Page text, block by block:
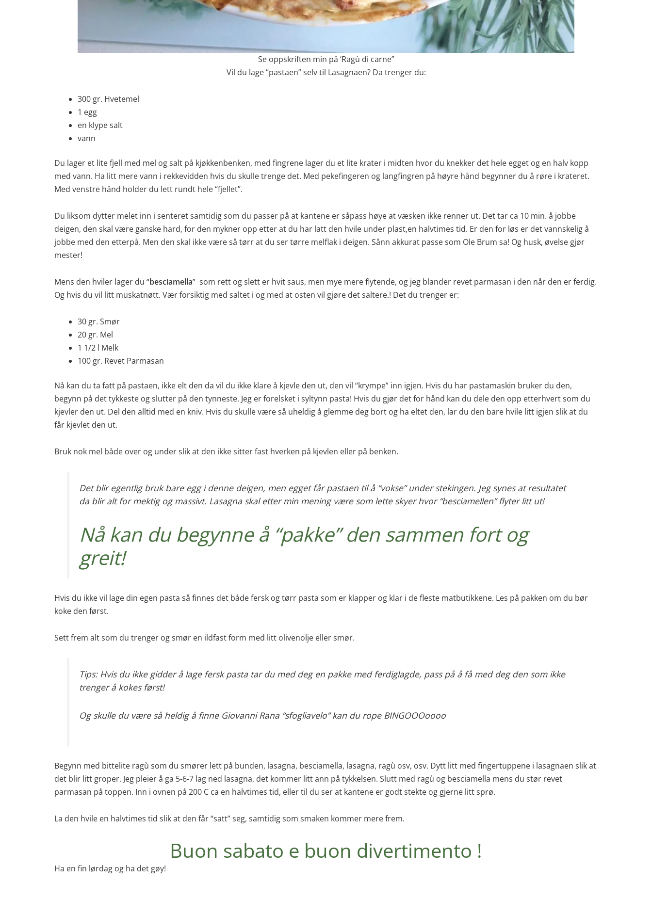
Se oppskriften min på ‘Ragù di carne”
Vil du lage “pastaen” selv til Lasagnaen? Da trenger du:
300 gr. Hvetemel
1 egg
en klype salt
vann
Du lager et lite fjell med mel og salt på kjøkkenbenken, med fingrene lager du et lite krater i midten hvor du knekker det hele egget og en halv kopp
med vann. Ha litt mere vann i rekkevidden hvis du skulle trenge det. Med pekefingeren og langfingren på høyre hånd begynner du å røre i krateret.
Med venstre hånd holder du lett rundt hele “fjellet”.
Du liksom dytter melet inn i senteret samtidig som du passer på at kantene er såpass høye at væsken ikke renner ut. Det tar ca 10 min. å jobbe
deigen, den skal være ganske hard, for den mykner opp etter at du har latt den hvile under plast,en halvtimes tid. Er den for løs er det vannskelig å
jobbe med den etterpå. Men den skal ikke være så tørr at du ser tørre melflak i deigen. Sånn akkurat passe som Ole Brum sa! Og husk, øvelse gjør
mester!
Mens den hviler lager du “besciamella” som rett og slett er hvit saus, men mye mere flytende, og jeg blander revet parmasan i den når den er ferdig.
Og hvis du vil litt muskatnøtt. Vær forsiktig med saltet i og med at osten vil gjøre det saltere.! Det du trenger er:
30 gr. Smør
20 gr. Mel
1 1/2 l Melk
100 gr. Revet Parmasan
Nå kan du ta fatt på pastaen, ikke elt den da vil du ikke klare å kjevle den ut, den vil “krympe” inn igjen. Hvis du har pastamaskin bruker du den,
begynn på det tykkeste og slutter på den tynneste. Jeg er forelsket i syltynn pasta! Hvis du gjør det for hånd kan du dele den opp etterhvert som du
kjevler den ut. Del den alltid med en kniv. Hvis du skulle være så uheldig å glemme deg bort og ha eltet den, lar du den bare hvile litt igjen slik at du
får kjevlet den ut.
Bruk nok mel både over og under slik at den ikke sitter fast hverken på kjevlen eller på benken.
Det blir egentlig bruk bare egg i denne deigen, men egget får pastaen til å “vokse” under stekingen. Jeg synes at resultatet
da blir alt for mektig og massivt. Lasagna skal etter min mening være som lette skyer hvor “besciamellen” flyter litt ut!
Nå kan du begynne å “pakke” den sammen fort og
greit!
Hvis du ikke vil lage din egen pasta så finnes det både fersk og tørr pasta som er klapper og klar i de fleste matbutikkene. Les på pakken om du bør
koke den først.
Sett frem alt som du trenger og smør en ildfast form med litt olivenolje eller smør.
Tips: Hvis du ikke gidder å lage fersk pasta tar du med deg en pakke med ferdiglagde, pass på å få med deg den som ikke
trenger å kokes først!
Og skulle du være så heldig å finne Giovanni Rana “sfogliavelo” kan du rope BINGOOOoooo
Begynn med bittelite ragù som du smører lett på bunden, lasagna, besciamella, lasagna, ragù osv, osv. Dytt litt med fingertuppene i lasagnaen slik at
det blir litt groper. Jeg pleier å ga 5-6-7 lag ned lasagna, det kommer litt ann på tykkelsen. Slutt med ragù og besciamella mens du stør revet
parmasan på toppen. Inn i ovnen på 200 C ca en halvtimes tid, eller til du ser at kantene er godt stekte og gjerne litt sprø.
La den hvile en halvtimes tid slik at den får “satt” seg, samtidig som smaken kommer mere frem.
Buon sabato e buon divertimento !
Ha en fin lørdag og ha det gøy!